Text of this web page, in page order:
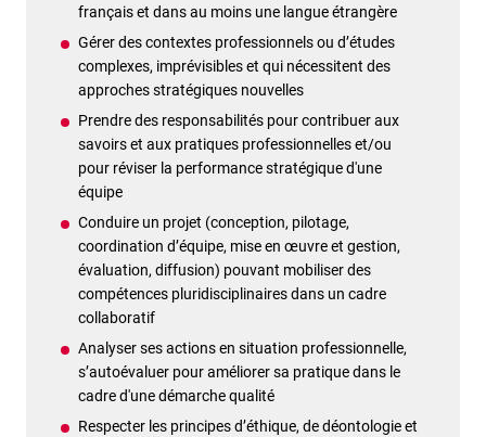
français et dans au moins une langue étrangère
Gérer des contextes professionnels ou d’études
complexes, imprévisibles et qui nécessitent des
approches stratégiques nouvelles
Prendre des responsabilités pour contribuer aux
savoirs et aux pratiques professionnelles et/ou
pour réviser la performance stratégique d'une
équipe
Conduire un projet (conception, pilotage,
coordination d’équipe, mise en œuvre et gestion,
évaluation, diffusion) pouvant mobiliser des
compétences pluridisciplinaires dans un cadre
collaboratif
Analyser ses actions en situation professionnelle,
s’autoévaluer pour améliorer sa pratique dans le
cadre d'une démarche qualité
Respecter les principes d’éthique, de déontologie et